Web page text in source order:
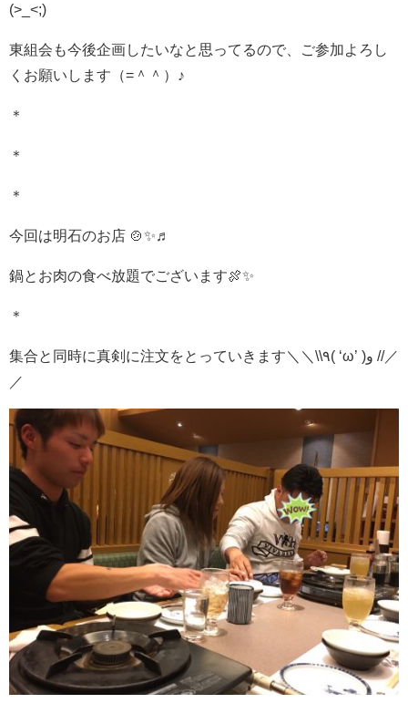
(>_<;)
東組会も今後企画したいなと思ってるので、ご参加よろし
くお願いします（=＾＾）♪
＊
＊
＊
今回は明石のお店 🍲✨♬
鍋とお肉の食べ放題でございます🍖✨
＊
集合と同時に真剣に注文をとっていきます＼＼\\٩( ‘ω’ )و //／
／